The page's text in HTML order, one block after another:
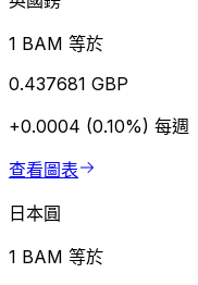
1 BAM 等於
0.437681 GBP
+0.0004 (0.10%) 每週
查看圖表
日本圓
1 BAM 等於